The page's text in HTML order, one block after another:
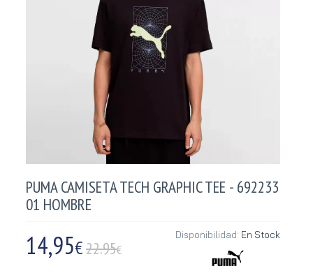
PUMA CAMISETA TECH GRAPHIC TEE - 692233
01 HOMBRE
14,95€22.95€
Disponibilidad: En Stock